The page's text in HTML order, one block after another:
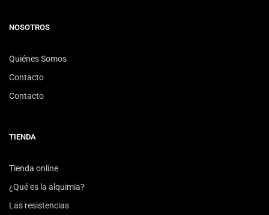
NOSOTROS
Quiénes Somos
Contacto
Contacto
TIENDA
Tienda online
¿Qué es la alquimia?
Las resistencias